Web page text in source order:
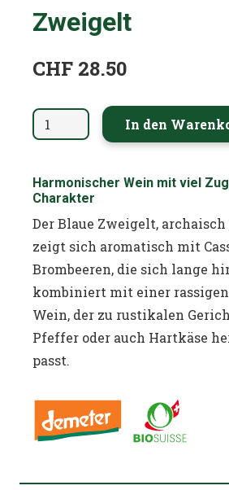
Zweigelt
CHF 28.50
Zweigelt
Menge
In den
Harmonischer Wein mit viel
Charakter
Der Blaue Zweigelt,
zeigt sich aromatisch mit
Brombeeren, die sich lange
kombiniert mit einer rassigen
Wein, der zu rustikalen
Pfeffer oder auch Hartkäse
passt.